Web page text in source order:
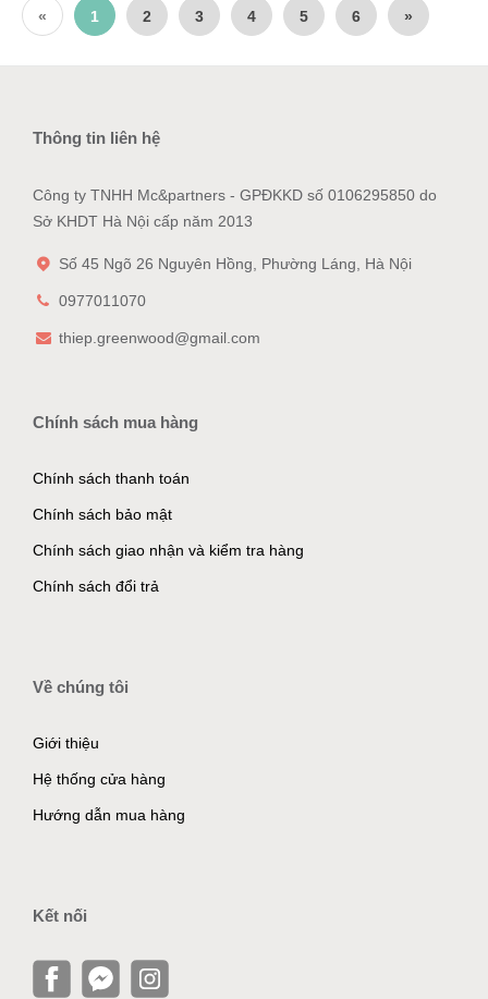
« 1 2 3 4 5 6 »
Thông tin liên hệ
Công ty TNHH Mc&partners - GPĐKKD số 0106295850 do
Sở KHDT Hà Nội cấp năm 2013
Số 45 Ngõ 26 Nguyên Hồng, Phường Láng, Hà Nội
0977011070
thiep.greenwood@gmail.com
Chính sách mua hàng
Chính sách thanh toán
Chính sách bảo mật
Chính sách giao nhận và kiểm tra hàng
Chính sách đổi trả
Về chúng tôi
Giới thiệu
Hệ thống cửa hàng
Hướng dẫn mua hàng
Kết nối